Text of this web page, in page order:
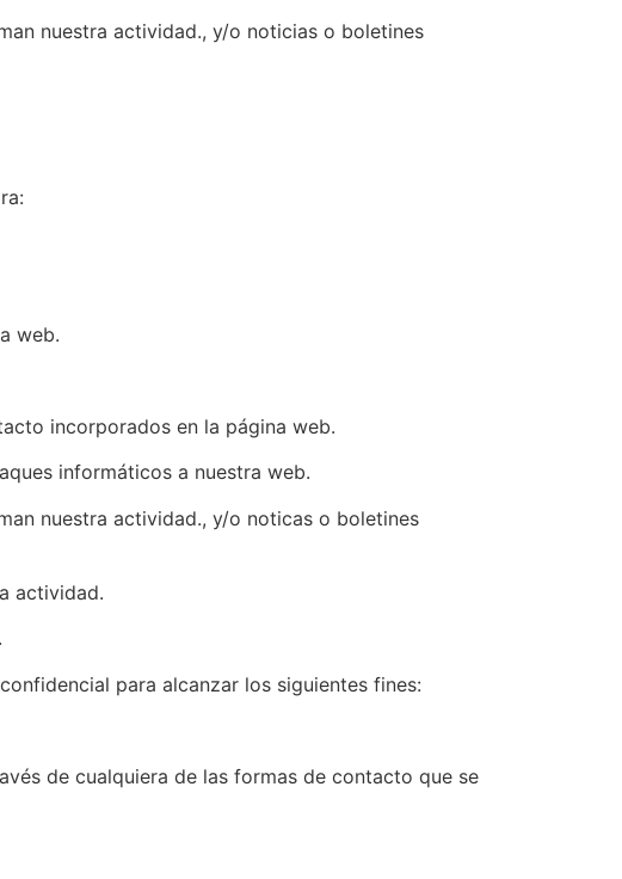
nuestra actividad., y/o noticias o boletines
web.
incorporados en la página web.
informáticos a nuestra web.
nuestra actividad., y/o noticas o boletines
actividad.
para alcanzar los siguientes fines:
de cualquiera de las formas de contacto que se